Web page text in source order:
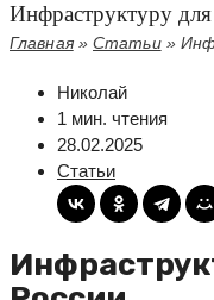
Инфраструктуру
Главная»Статьи»
Николай
1 мин. чтения
28.02.2025
Статьи